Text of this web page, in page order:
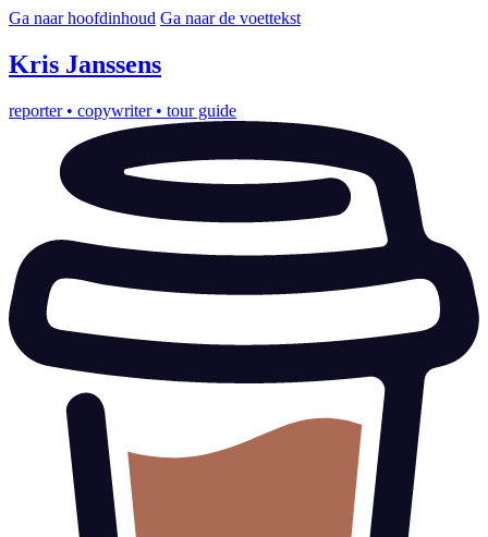
Ga naar hoofdinhoud Ga naar de voettekst
Kris Janssens
reporter • copywriter • tour guide